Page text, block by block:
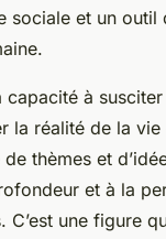
sociale et un outil
capacité à
la réalité de la
thèmes et
et à la
C’est une figure